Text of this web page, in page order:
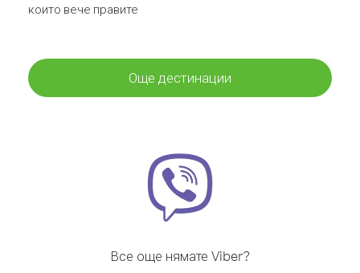
които вече правите
Още дестинации
Все още нямате Viber?